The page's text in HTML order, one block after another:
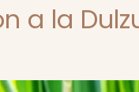
a la